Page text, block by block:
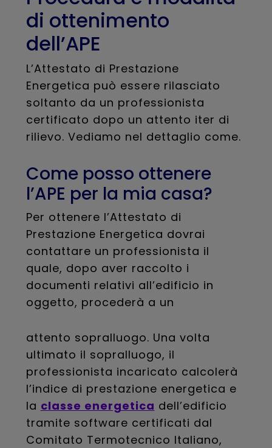
di ottenimento
dell’APE
L’Attestato di Prestazione
Energetica può essere rilasciato
soltanto da un professionista
certificato dopo un attento iter di
rilievo. Vediamo nel dettaglio come.
Come posso ottenere
l’APE per la mia casa?
Per ottenere l’Attestato di
Prestazione Energetica dovrai
contattare un professionista il
quale, dopo aver raccolto i
documenti relativi all’edificio in
oggetto, procederà a un
attento sopralluogo. Una volta
ultimato il sopralluogo, il
professionista incaricato calcolerà
l’indice di prestazione energetica e
la classe energetica dell’edificio
tramite software certificati dal
Comitato Termotecnico Italiano,